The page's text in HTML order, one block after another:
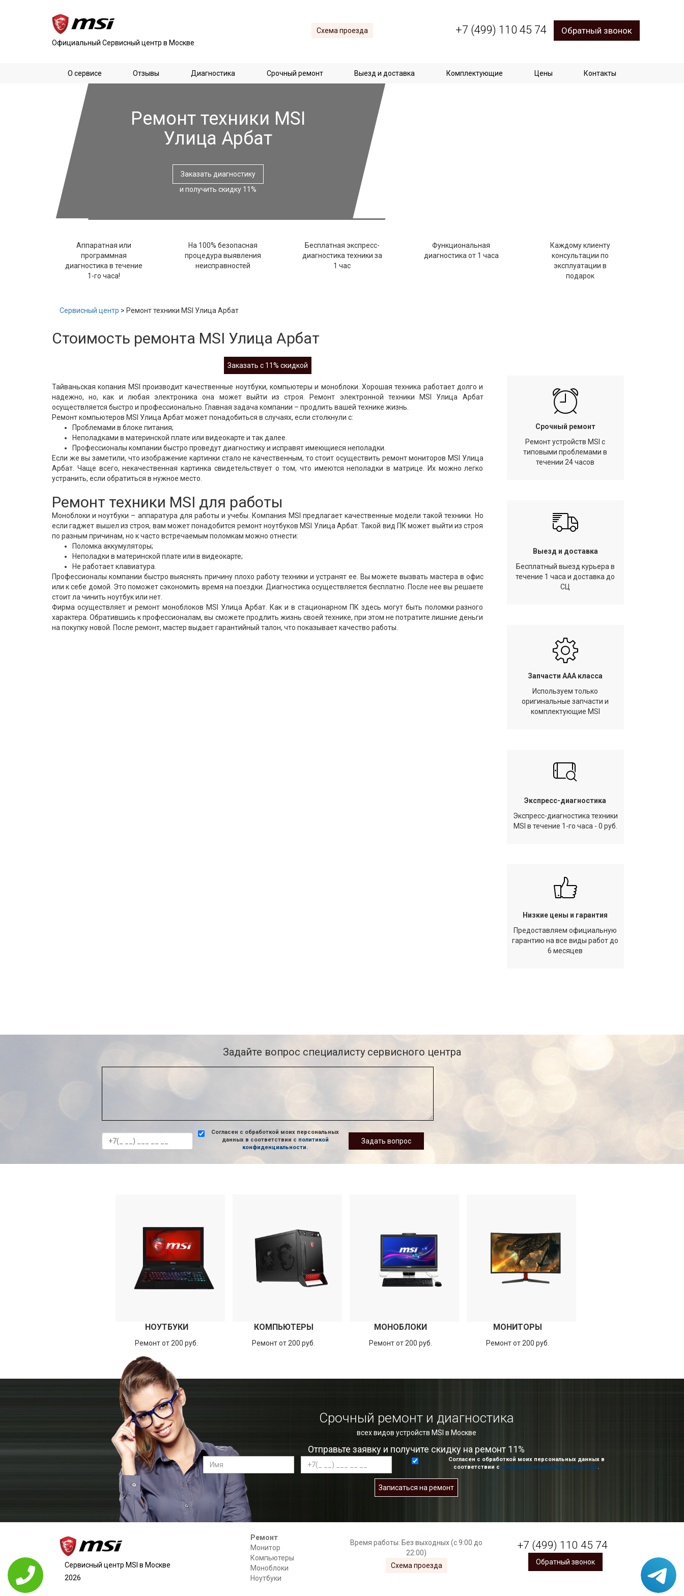
Официальный Сервисный центр в Москве
Схема проезда +7 (499) 110 45 74 Обратный звонок
О сервисе Отзывы Диагностика Срочный ремонт Выезд и доставка Комплектующие Цены Контакты
Ремонт техники MSI
Улица Арбат
Заказать диагностику
и получить скидку 11%
Аппаратная или
программная
диагностика в течение
1-го часа!
На 100% безопасная
процедура выявления
неисправностей
Бесплатная экспресс-
диагностика техники за
1 час
Функциональная
диагностика от 1 часа
Каждому клиенту
консультации по
эксплуатации в
подарок
Сервисный центр > Ремонт техники MSI Улица Арбат
Стоимость ремонта MSI Улица Арбат
Заказать с 11% скидкой
Тайваньская копания MSI производит качественные ноутбуки, компьютеры и моноблоки. Хорошая техника работает долго и
надежно, но, как и любая электроника она может выйти из строя. Ремонт электронной техники MSI Улица Арбат
осуществляется быстро и профессионально. Главная задача компании – продлить вашей технике жизнь.
Ремонт компьютеров MSI Улица Арбат может понадобиться в случаях, если столкнули с:
Проблемами в блоке питания;
Неполадками в материнской плате или видеокарте и так далее.
Профессионалы компании быстро проведут диагностику и исправят имеющиеся неполадки.
Если же вы заметили, что изображение картинки стало не качественным, то стоит осуществить ремонт мониторов MSI Улица
Арбат. Чаще всего, некачественная картинка свидетельствует о том, что имеются неполадки в матрице. Их можно легко
устранить, если обратиться в нужное место.
Ремонт техники MSI для работы
Моноблоки и ноутбуки – аппаратура для работы и учебы. Компания MSI предлагает качественные модели такой техники. Но
если гаджет вышел из строя, вам может понадобится ремонт ноутбуков MSI Улица Арбат. Такой вид ПК может выйти из строя
по разным причинам, но к часто встречаемым поломкам можно отнести:
Поломка аккумуляторы;
Неполадки в материнской плате или в видеокарте;
Не работает клавиатура.
Профессионалы компании быстро выяснять причину плохо работу техники и устранят ее. Вы можете вызвать мастера в офис
или к себе домой. Это поможет сэкономить время на поездки. Диагностика осуществляется бесплатно. После нее вы решаете
стоит ла чинить ноутбук или нет.
Фирма осуществляет и ремонт моноблоков MSI Улица Арбат. Как и в стационарном ПК здесь могут быть поломки разного
характера. Обратившись к профессионалам, вы сможете продлить жизнь своей технике, при этом не потратите лишние деньги
на покупку новой. После ремонт, мастер выдает гарантийный талон, что показывает качество работы.
Срочный ремонт
Ремонт устройств MSI с
типовыми проблемами в
течении 24 часов
Выезд и доставка
Бесплатный выезд курьера в
течение 1 часа и доставка до
СЦ
Запчасти AAA класса
Используем только
оригинальные запчасти и
комплектующие MSI
Экспресс-диагностика
Экспресс-диагностика техники
MSI в течение 1-го часа - 0 руб.
Низкие цены и гарантия
Предоставляем официальную
гарантию на все виды работ до
6 месяцев
Задайте вопрос специалисту сервисного центра
Согласен с обработкой моих персональных
данных в соответствии с политикой
конфиденциальности.
Задать вопрос
НОУТБУКИ
Ремонт от 200 руб.
КОМПЬЮТЕРЫ
Ремонт от 200 руб.
МОНОБЛОКИ
Ремонт от 200 руб.
МОНИТОРЫ
Ремонт от 200 руб.
Срочный ремонт и диагностика
всех видов устройств MSI в Москве
Отправьте заявку и получите скидку на ремонт 11%
Согласен с обработкой моих персональных данных в
соответствии с политикой конфиденциальности.
Записаться на ремонт
Сервисный центр MSI в Москве
2026
Ремонт
Монитор
Компьютеры
Моноблоки
Ноутбуки
Время работы: Без выходных (с 9:00 до
22:00)
Схема проезда
+7 (499) 110 45 74
Обратный звонок